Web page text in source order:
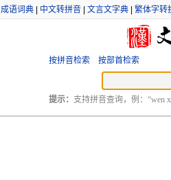
成语词典 中文转拼音 文言文字典 繁体字转
按拼音检索 按部首检索
提示： 支持拼音查询，例：“wen